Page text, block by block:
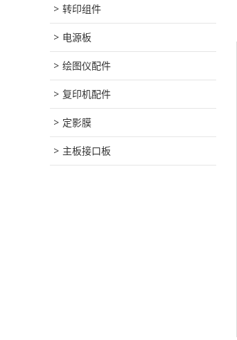
转印组件
电源板
绘图仪配件
复印机配件
定影膜
主板接口板